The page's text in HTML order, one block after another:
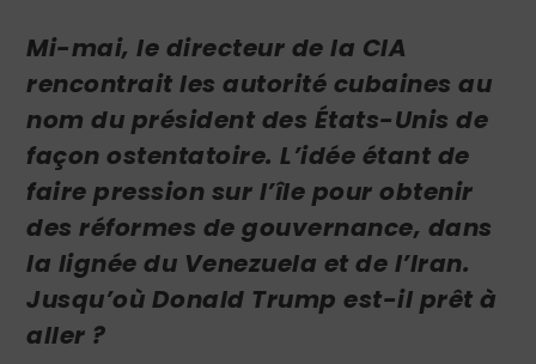
Mi-mai, le directeur de la CIA
rencontrait les autorité cubaines au
nom du président des États-Unis de
façon ostentatoire. L’idée étant de
faire pression sur l’île pour obtenir
des réformes de gouvernance, dans
la lignée du Venezuela et de l’Iran.
Jusqu’où Donald Trump est-il prêt à
aller ?